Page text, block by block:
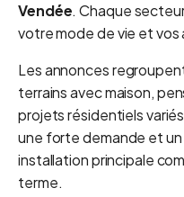
Vendée. Chaque
votre mode de vie et
Les annonces
terrains avec maison,
projets résidentiels
une forte demande et
installation principale
terme.